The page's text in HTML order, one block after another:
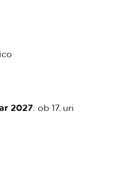
2027: ob 17. uri